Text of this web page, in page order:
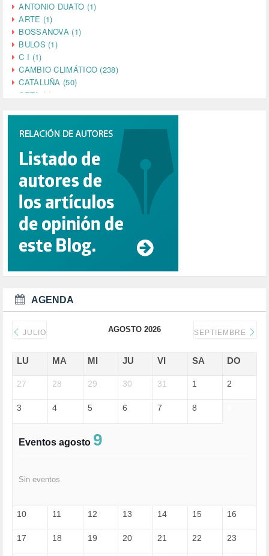
ANTONIO DUATO (1)
ARTE (1)
BOSSANOVA (1)
BULOS (1)
C I (1)
CAMBIO CLIMÁTICO (238)
CATALUÑA (50)
CETA (2)
CINE (35)
COMPROMISO (2)
CONFERENCIA (1)
CONSUMO (1)
CORONAVIRUS (155)
CORRUPCIÓN (215)
CULTURA (704)
DANA (78)
DD.HH. (1)
DEMOCRACIA (1)
DEMOCRAIA (1)
DEPORTES (2)
DERECHOS SOCIALES (740)
DONALD TRUMP (82)
EDGAR MORIN (1)
EMIGRACIÓN (4)
ESPECULACIÓN (2)
FELICIDAD (1)
FRANCISCO (5)
GUERRA (133)
HUMOR (1)
AGENDA
JULIO AGOSTO 2026 SEPTIEMBRE
LU MA MI JU VI SA DO
27 28 29 30 31 1 2
3 4 5 6 7 8
Eventos agosto 9
Sin eventos
10 11 12 13 14 15 16
17 18 19 20 21 22 23